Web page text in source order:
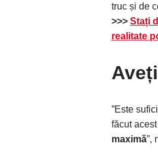
truc și de
>>> Stați
realitate
”Este
făcut
maximă”,